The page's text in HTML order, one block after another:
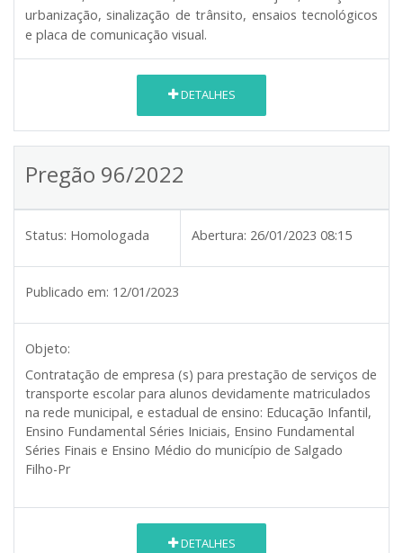
urbanização, sinalização de trânsito, ensaios tecnológicos
e placa de comunicação visual.
DETALHES
Pregão 96/2022
Status: Homologada Abertura: 26/01/2023 08:15
Publicado em: 12/01/2023
Objeto:
Contratação de empresa (s) para prestação de serviços de
transporte escolar para alunos devidamente matriculados
na rede municipal, e estadual de ensino: Educação Infantil,
Ensino Fundamental Séries Iniciais, Ensino Fundamental
Séries Finais e Ensino Médio do município de Salgado
Filho-Pr
DETALHES